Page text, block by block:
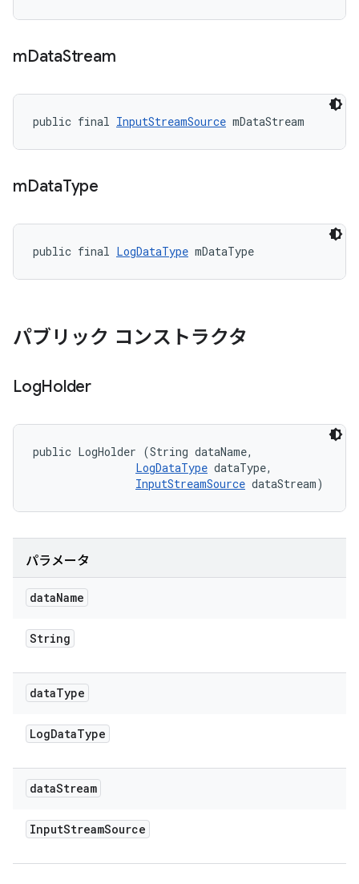
mDataStream
public final InputStreamSource mDataStream
mDataType
public final LogDataType mDataType
パブリック コンストラクタ
LogHolder
public LogHolder (String dataName,
LogDataType dataType,
InputStreamSource dataStream)
パラメータ
dataName
String
dataType
LogDataType
dataStream
InputStreamSource